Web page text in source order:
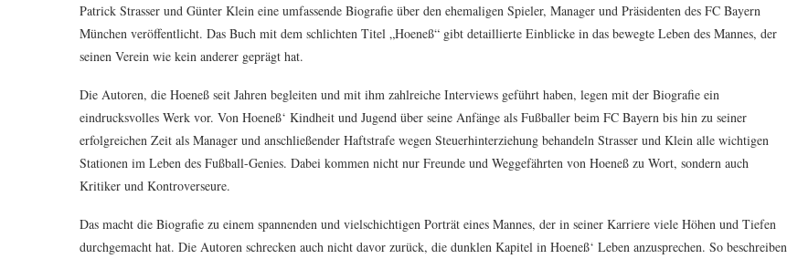
Patrick Strasser und Günter Klein eine umfassende Biografie über den ehemaligen Spieler, Manager und Präsidenten des FC Bayern
München veröffentlicht. Das Buch mit dem schlichten Titel „Hoeneß“ gibt detaillierte Einblicke in das bewegte Leben des Mannes, der
seinen Verein wie kein anderer geprägt hat.
Die Autoren, die Hoeneß seit Jahren begleiten und mit ihm zahlreiche Interviews geführt haben, legen mit der Biografie ein
eindrucksvolles Werk vor. Von Hoeneß‘ Kindheit und Jugend über seine Anfänge als Fußballer beim FC Bayern bis hin zu seiner
erfolgreichen Zeit als Manager und anschließender Haftstrafe wegen Steuerhinterziehung behandeln Strasser und Klein alle wichtigen
Stationen im Leben des Fußball-Genies. Dabei kommen nicht nur Freunde und Weggefährten von Hoeneß zu Wort, sondern auch
Kritiker und Kontroverseure.
Das macht die Biografie zu einem spannenden und vielschichtigen Porträt eines Mannes, der in seiner Karriere viele Höhen und Tiefen
durchgemacht hat. Die Autoren schrecken auch nicht davor zurück, die dunklen Kapitel in Hoeneß‘ Leben anzusprechen. So beschreiben